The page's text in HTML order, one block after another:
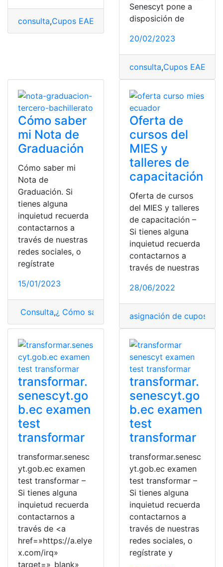
consulta,Cupos EAES Ecuador,Examen EAES
Senescyt pone a
disposición de
20/02/2023
consulta,Cupos EAES
Cómo saber
mi Nota de
Graduación
Cómo saber mi
Nota de
Graduación. Si
tienes alguna
inquietud recuerda
contactarnos a
través de nuestras
redes sociales, o
regístrate
15/01/2023
Consulta,¿ Cómo saber? Cupos EAES, EAES
Oferta de
cursos del
MIES y
talleres de
capacitación
Oferta de cursos
del MIES y talleres
de capacitación –
Si tienes alguna
inquietud recuerda
contactarnos a
través de nuestras
28/06/2022
asignación de cupos
transformar.
senescyt.go
b.ec examen
test
transformar
transformar.senesc
yt.gob.ec examen
test transformar –
Si tienes alguna
inquietud recuerda
contactarnos a
través de <a
href=»https://a.elye
x.com/irq»
target=»_blank»
transformar.
senescyt.go
b.ec examen
test
transformar
transformar.senesc
yt.gob.ec examen
test transformar –
Si tienes alguna
inquietud recuerda
contactarnos a
través de nuestras
redes sociales, o
regístrate y